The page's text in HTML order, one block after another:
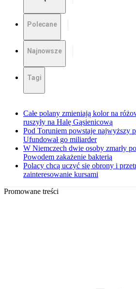
Polecane
Najnowsze
Tagi
Całe polany zmieniają kolor na
ruszyły na Halę Gąsienicową
Pod Toruniem powstaje najwyższy
Ufundował go miliarder
W Niemczech dwie osoby zmarły
Powodem zakażenie bakterią
Polacy chcą uczyć się obrony i
zainteresowanie kursami
Promowane treści